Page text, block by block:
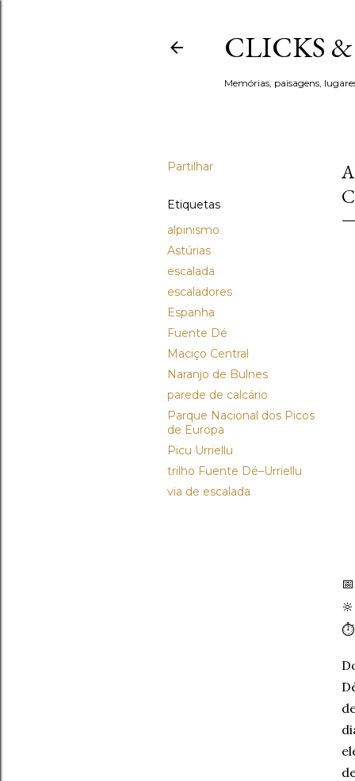
CLICKS
Memórias, paisagens,
Partilhar
Etiquetas
alpinismo
Astúrias
escalada
escaladores
Espanha
Fuente Dé
Maciço Central
Naranjo de Bulnes
parede de calcário
Parque Nacional dos Picos
de Europa
Picu Urriellu
trilho Fuente Dé–Urriellu
via de escalada